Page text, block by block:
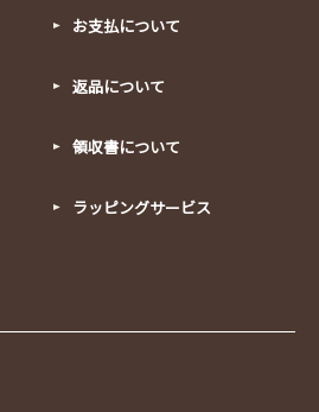
お支払について
返品について
領収書について
ラッピングサービス